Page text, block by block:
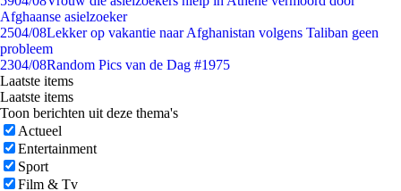
Afghaanse asielzoeker
2504/08Lekker op vakantie naar Afghanistan volgens Taliban geen
probleem
2304/08Random Pics van de Dag #1975
Laatste items
Laatste items
Toon berichten uit deze thema's
Actueel
Entertainment
Sport
Film & Tv